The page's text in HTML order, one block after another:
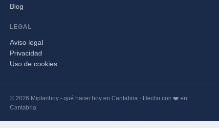
Blog
LEGAL
Aviso legal
Privacidad
Uso de cookies
© 2026 Miplanhoy - qué hacer hoy en Cantabria · Hecho con ❤️ en
Cantabria